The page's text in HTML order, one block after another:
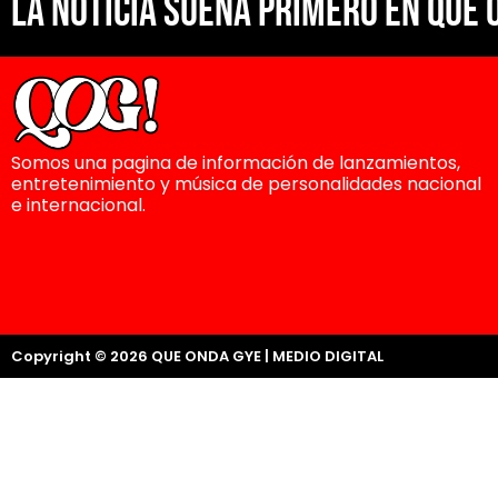
La noticia suena primero en Que
Somos una pagina de información de lanzamientos,
entretenimiento y música de personalidades nacional
e internacional.
Copyright © 2026 QUE ONDA GYE | MEDIO DIGITAL